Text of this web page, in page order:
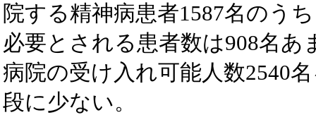
院する精神病患者1587名のう
必要とされる患者数は908名あ
病院の受け入れ可能人数2540
段に少ない。